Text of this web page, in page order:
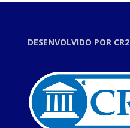
DESENVOLVIDO POR CR2